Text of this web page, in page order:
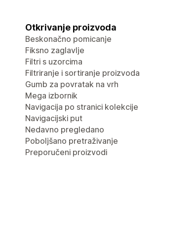
Otkrivanje proizvoda
Beskonačno pomicanje
Fiksno zaglavlje
Filtri s uzorcima
Filtriranje i sortiranje proizvoda
Gumb za povratak na vrh
Mega izbornik
Navigacija po stranici kolekcije
Navigacijski put
Nedavno pregledano
Poboljšano pretraživanje
Preporučeni proizvodi